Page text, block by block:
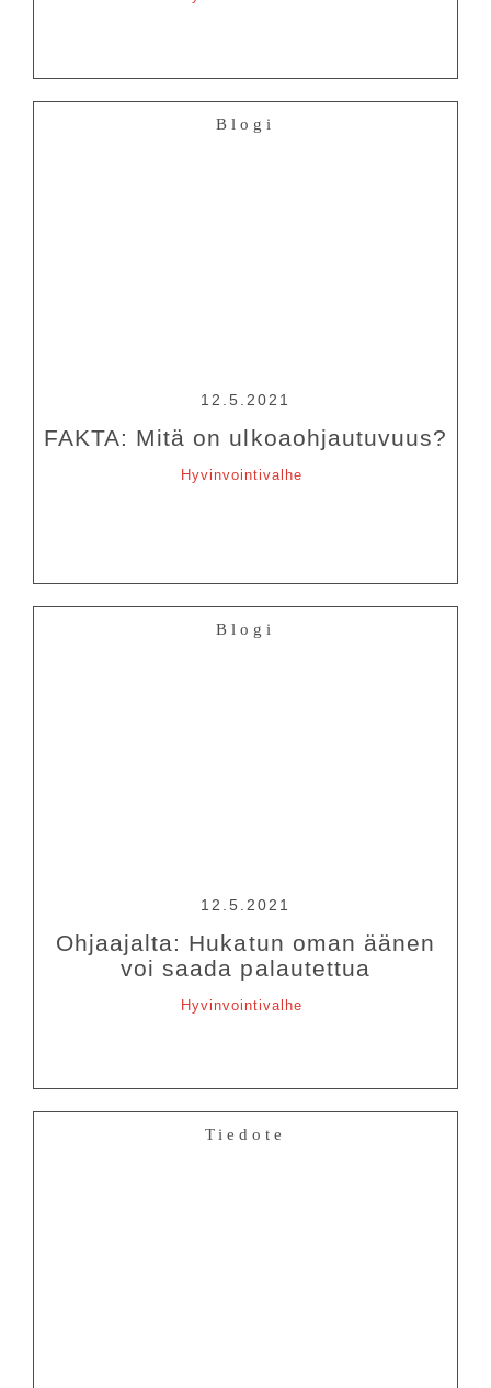
KESÄTEATTERI
YHTEYS
Blogi
12.5.2021
FAKTA: Mitä on ulkoaohjautuvuus?
Hyvinvointivalhe
Blogi
12.5.2021
Ohjaajalta: Hukatun oman äänen
voi saada palautettua
Hyvinvointivalhe
Tiedote